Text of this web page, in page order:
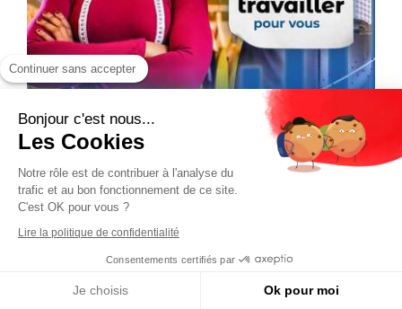
Continuer sans accepter
Bonjour c'est nous...
Les Cookies
Notre rôle est de contribuer à l'analyse du
trafic et au bon fonctionnement de ce site.
C'est OK pour vous ?
Lire la politique de confidentialité
Consentements certifiés par
Je choisis Ok pour moi